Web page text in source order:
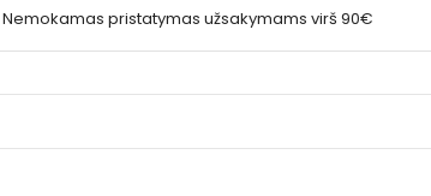
Nemokamas pristatymas užsakymams virš 90€